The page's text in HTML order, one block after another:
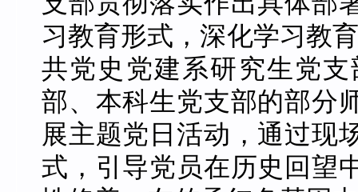
习教育形式，深化学习教
共党史党建系研究生党
部、本科生党支部的部分
展主题党日活动，通过现
式，引导党员在历史回望